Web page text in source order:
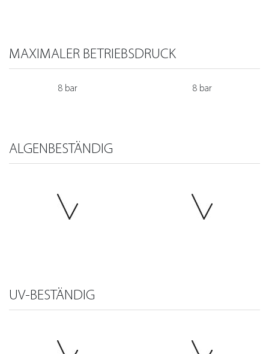
MAXIMALER BETRIEBSDRUCK
8 bar 8 bar
ALGENBESTÄNDIG
UV-BESTÄNDIG